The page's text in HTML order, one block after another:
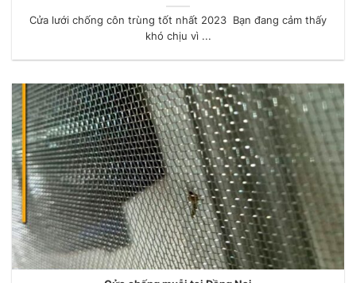
Cửa lưới chống côn trùng tốt nhất 2023 Bạn đang cảm thấy
khó chịu vì ...